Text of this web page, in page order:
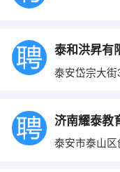
泰和洪昇有
泰安岱宗大街
泰安市泰山区